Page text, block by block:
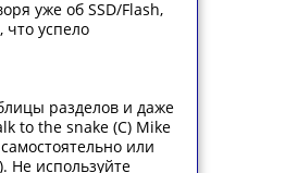
уже об SSD/Flash,
успело
разделов и даже
to the snake (C) Mike
или
Не используйте